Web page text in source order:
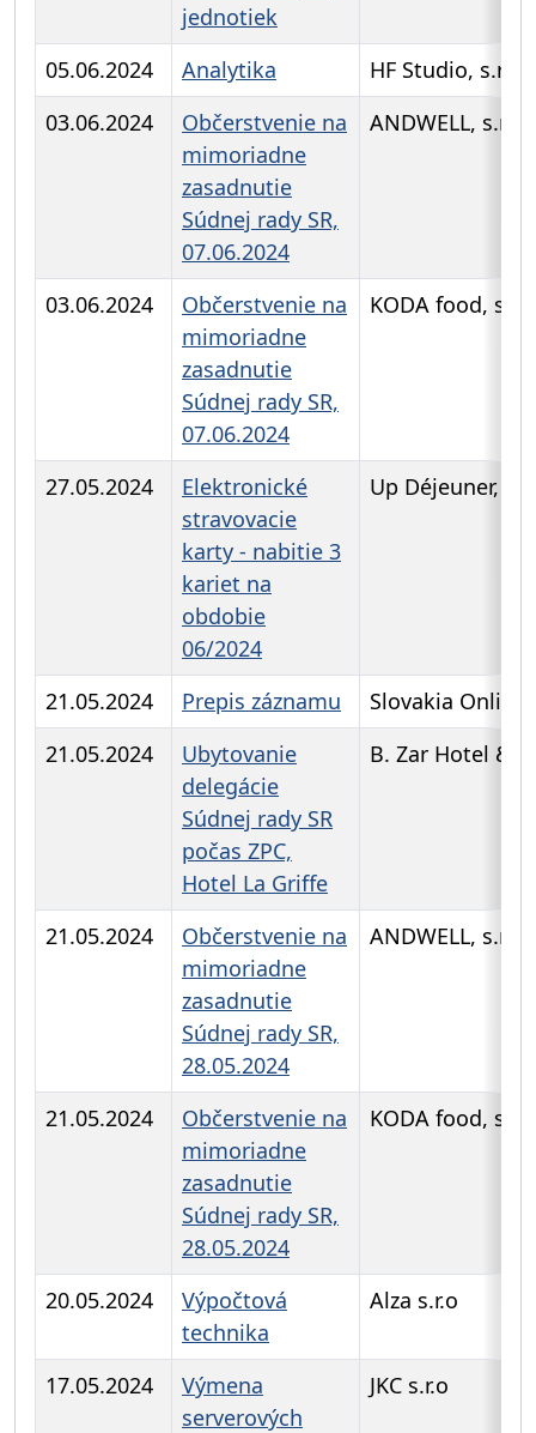
jednotiek
05.06.2024 Analytika
HF Studio, s.r.o.
03.06.2024
Občerstvenie na
mimoriadne
zasadnutie
Súdnej rady SR,
07.06.2024
ANDWELL, s.r.o
03.06.2024
Občerstvenie na
mimoriadne
zasadnutie
Súdnej rady SR,
07.06.2024
KODA food, s.r.o
27.05.2024
Elektronické
stravovacie
karty - nabitie 3
kariet na
obdobie
06/2024
Up Déjeuner,
21.05.2024 Prepis záznamu
Slovakia Online
21.05.2024
Ubytovanie
delegácie
Súdnej rady SR
počas ZPC,
Hotel La Griffe
B. Zar Hotel &
21.05.2024
Občerstvenie na
mimoriadne
zasadnutie
Súdnej rady SR,
28.05.2024
ANDWELL, s.r.o
21.05.2024
Občerstvenie na
mimoriadne
zasadnutie
Súdnej rady SR,
28.05.2024
KODA food, s.r.o
20.05.2024
Výpočtová
technika
Alza s.r.o
17.05.2024
Výmena
serverových
JKC s.r.o